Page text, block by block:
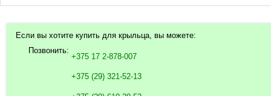
Если вы хотите купить для крыльца, вы можете:
Позвонить:
+375 17 2-878-007
+375 (29) 321-52-13